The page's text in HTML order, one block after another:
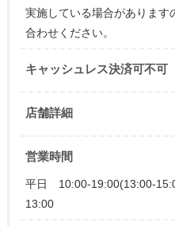
実施している場合があります
合わせください。
キャッシュレス決済可不可
店舗詳細
営業時間
平日 10:00-19:00(13:00-
13:00